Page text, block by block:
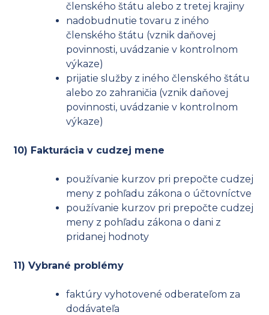
členského štátu alebo z tretej krajiny
nadobudnutie tovaru z iného
členského štátu (vznik daňovej
povinnosti, uvádzanie v kontrolnom
výkaze)
prijatie služby z iného členského štátu
alebo zo zahraničia (vznik daňovej
povinnosti, uvádzanie v kontrolnom
výkaze)
10) Fakturácia v cudzej mene
používanie kurzov pri prepočte cudzej
meny z pohľadu zákona o účtovníctve
používanie kurzov pri prepočte cudzej
meny z pohľadu zákona o dani z
pridanej hodnoty
11) Vybrané problémy
faktúry vyhotovené odberateľom za
dodávateľa